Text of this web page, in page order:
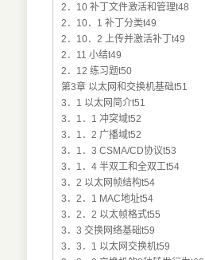
2．10 补丁文件激活和管理t48
2．10．1 补丁分类t49
2．10．2 上传并激活补丁t49
2．11 小结t49
2．12 练习题t50
第3章 以太网和交换机基础t51
3．1 以太网简介t51
3．1．1 冲突域t52
3．1．2 广播域t52
3．1．3 CSMA/CD协议t53
3．1．4 半双工和全双工t54
3．2 以太网帧结构t54
3．2．1 MAC地址t54
3．2．2 以太帧格式t55
3．3 交换网络基础t59
3．3．1 以太网交换机t59